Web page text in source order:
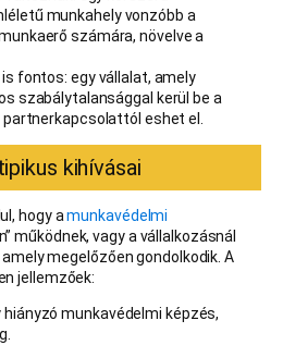
munkahely vonzóbb a
számára, növelve a
fontos: egy vállalat, amely
szabálytalansággal kerül be a
eshet el.
kihívásai
hogy amunkavédelmi
működnek, vagy a vállalkozásnál
megelőzően gondolkodik. A
jellemzőek:
munkavédelmi képzés,